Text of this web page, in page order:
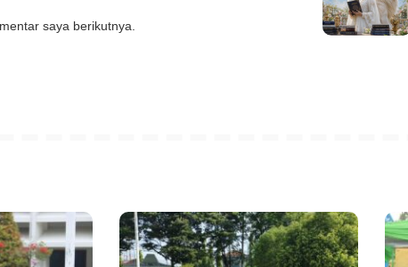
saya berikutnya.